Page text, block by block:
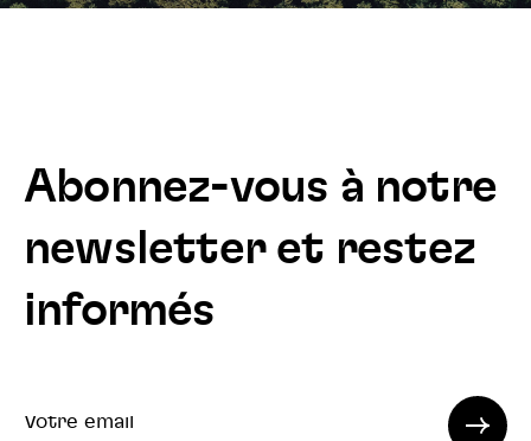
Abonnez-vous à notre
newsletter et restez
informés
Votre